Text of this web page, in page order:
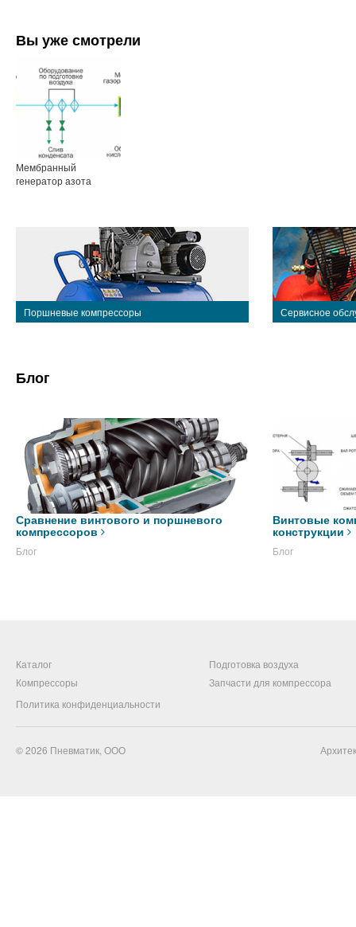
Вы уже смотрели
Мембранный
генератор азота
Поршневые компрессоры Сервисное
Блог
Сравнение винтового и поршневого
компрессоров
Блог
Винтовые
конструкции
Блог
Каталог
Компрессоры
Подготовка воздуха
Запчасти для компрессора
Политика конфиденциальности
© 2026 Пневматик, ООО